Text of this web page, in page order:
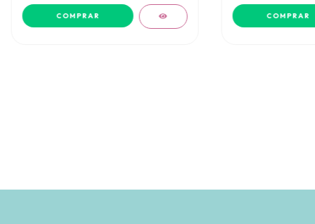
COMPRAR COMPRAR